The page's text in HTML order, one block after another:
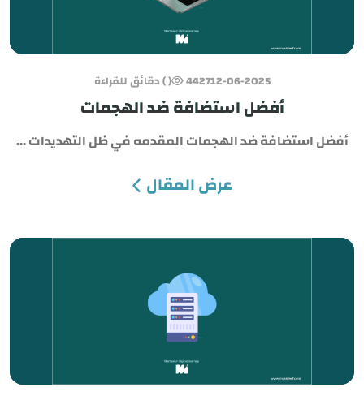
12-06-2025
4427 ( ) دقائق للقراءة
أفضل استضافة ضد الهجمات
أفضل استضافة ضد الهجمات المقدمه في ظل التهديدات ...
عرض المقال